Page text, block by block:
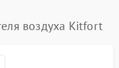
воздуха Kitfort